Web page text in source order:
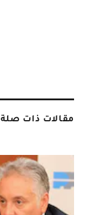
مقالات ذات صلة